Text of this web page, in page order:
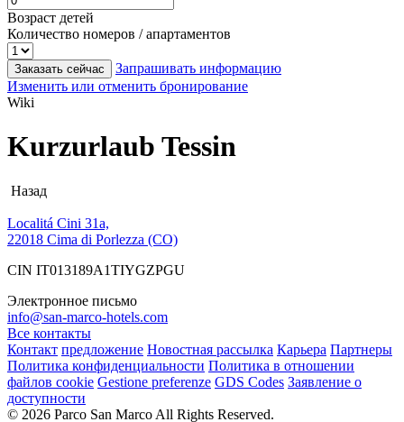
Возраст детей
Количество номеров / апартаментов
Заказать сейчас
Запрашивать информацию
Изменить или отменить бронирование
Wiki
Kurzurlaub Tessin
Назад
Localitá Cini 31a,
22018 Cima di Porlezza (CO)
CIN IT013189A1TIYGZPGU
Электронное письмо
info@san-marco-hotels.com
Все контакты
Контакт предложение Новостная рассылка Карьера Партнеры
Политика конфиденциальности Политика в отношении
файлов cookie Gestione preferenze GDS Codes Заявление о
доступности
© 2026 Parco San Marco All Rights Reserved.